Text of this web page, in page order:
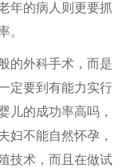
年的病人则更要抓
。
外科手术，而是
定要到有能力实行
儿的成功率高吗，
妇不能自然怀孕，
技术，而且在做试